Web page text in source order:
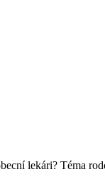
lekári? Téma